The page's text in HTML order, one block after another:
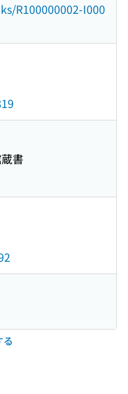
R100000002-I000
書